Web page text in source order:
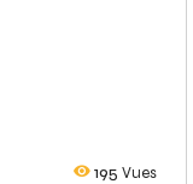
195 Vues